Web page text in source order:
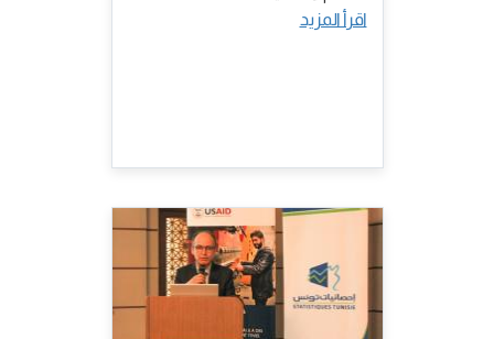
اقرأ المزيد